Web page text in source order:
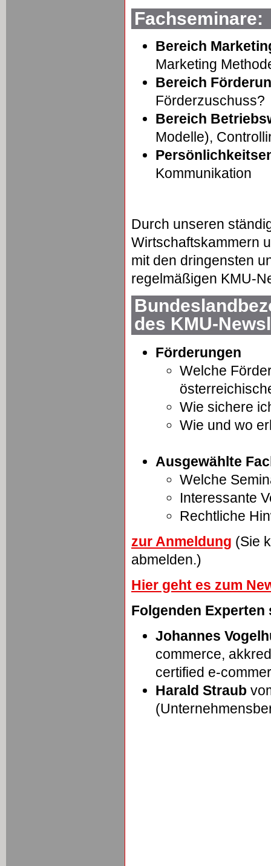
Fachseminare:
Bereich
Marketing
Bereich
Förderzuschuss?
Bereich
Modelle),
Kommunikation
Durch unseren
Wirtschaftskammern
mit den dringensten
regelmäßigen KMU-
des KMU-
Förderungen
Welche
Wie sichere
Wie und wo
Ausgewählte
Welche
Interessante
Rechtliche
zur Anmeldung (Sie
abmelden.)
Hier geht es zum
Folgenden
Johannes
commerce,
certified e-
Harald Straub